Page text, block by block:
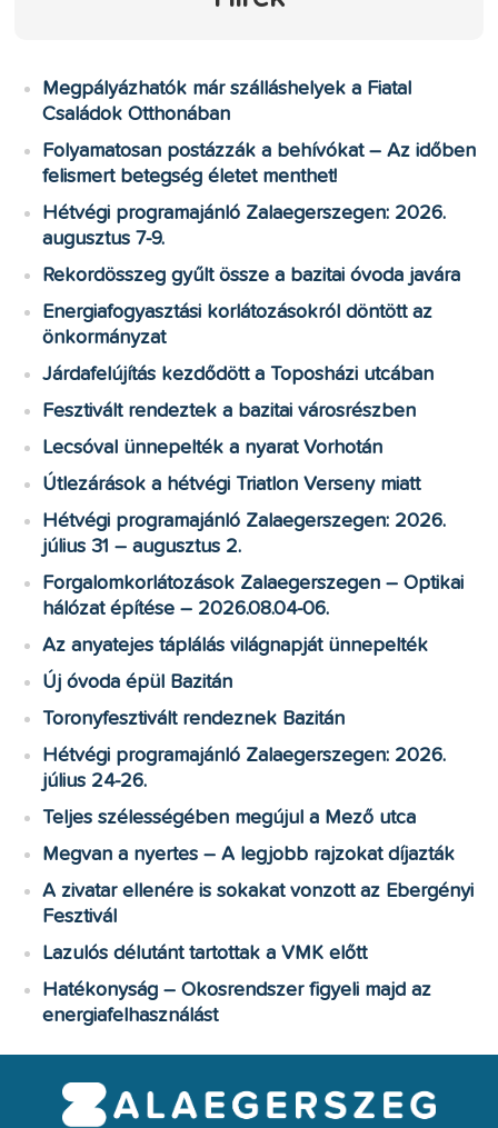
Megpályázhatók már szálláshelyek a Fiatal
Családok Otthonában
Folyamatosan postázzák a behívókat – Az időben
felismert betegség életet menthet!
Hétvégi programajánló Zalaegerszegen: 2026.
augusztus 7-9.
Rekordösszeg gyűlt össze a bazitai óvoda javára
Energiafogyasztási korlátozásokról döntött az
önkormányzat
Járdafelújítás kezdődött a Toposházi utcában
Fesztivált rendeztek a bazitai városrészben
Lecsóval ünnepelték a nyarat Vorhotán
Útlezárások a hétvégi Triatlon Verseny miatt
Hétvégi programajánló Zalaegerszegen: 2026.
július 31 – augusztus 2.
Forgalomkorlátozások Zalaegerszegen – Optikai
hálózat építése – 2026.08.04-06.
Az anyatejes táplálás világnapját ünnepelték
Új óvoda épül Bazitán
Toronyfesztivált rendeznek Bazitán
Hétvégi programajánló Zalaegerszegen: 2026.
július 24-26.
Teljes szélességében megújul a Mező utca
Megvan a nyertes – A legjobb rajzokat díjazták
A zivatar ellenére is sokakat vonzott az Ebergényi
Fesztivál
Lazulós délutánt tartottak a VMK előtt
Hatékonyság – Okosrendszer figyeli majd az
energiafelhasználást